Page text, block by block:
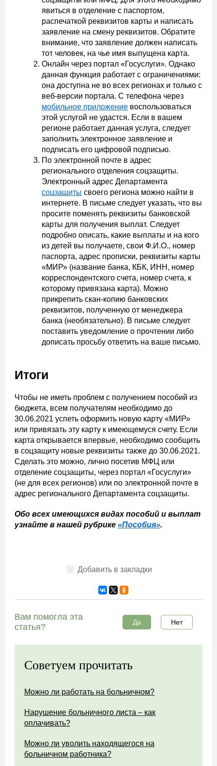
явиться в отделение с паспортом,
распечаткой реквизитов карты и написать
заявление на смену реквизитов. Обратите
внимание, что заявление должен написать
тот человек, на чье имя выпущена карта.
Онлайн через портал «Госуслуги». Однако
данная функция работает с ограничениями:
она доступна не во всех регионах и только с
веб-версии портала. С телефона через
мобильное приложение воспользоваться
этой услугой не удастся. Если в вашем
регионе работает данная услуга, следует
заполнить электронное заявление и
подписать его цифровой подписью.
По электронной почте в адрес
регионального отделения соцзащиты.
Электронный адрес Департамента
соцзащиты своего региона можно найти в
интернете. В письме следует указать, что вы
просите поменять реквизиты банковской
карты для получения выплат. Следует
подробно описать, какие выплаты и на кого
из детей вы получаете, свои Ф.И.О., номер
паспорта, адрес прописки, реквизиты карты
«МИР» (название банка, КБК, ИНН, номер
корреспондентского счета, номер счета, к
которому привязана карта). Можно
прикрепить скан-копию банковских
реквизитов, полученную от менеджера
банка (необязательно). В письме следует
поставить уведомление о прочтении либо
дописать просьбу ответить на ваше письмо.
Итоги
Чтобы не иметь проблем с получением пособий из
бюджета, всем получателям необходимо до
30.06.2021 успеть оформить новую карту «МИР»
или привязать эту карту к имеющемуся счету. Если
карта открывается впервые, необходимо сообщить
в соцзащиту новые реквизиты также до 30.06.2021.
Сделать это можно, лично посетив МФЦ или
отделение соцзащиты, через портал «Госуслуги»
(не для всех регионов) или по электронной почте в
адрес регионального Департамента соцзащиты.
Обо всех имеющихся видах пособий и выплат
узнайте в нашей рубрике «Пособия».
Добавить в закладки
Вам помогла эта
статья?
Да Нет
Советуем прочитать
Можно ли работать на больничном?
Нарушение больничного листа – как
оплачивать?
Можно ли уволить находящегося на
больничном работника?